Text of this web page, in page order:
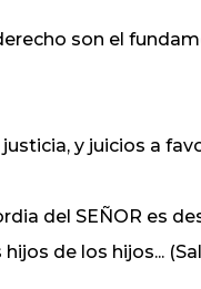
son el
justicia, y juicios a
del SEÑOR es
de los hijos...